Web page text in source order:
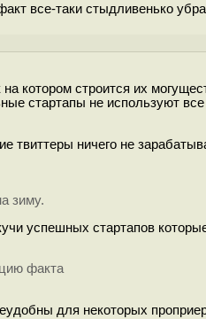
все-таки стыдливенько
котором строится их
стартапы не используют все
твиттеры ничего не
зиму.
успешных стартапов
факта
для некоторых